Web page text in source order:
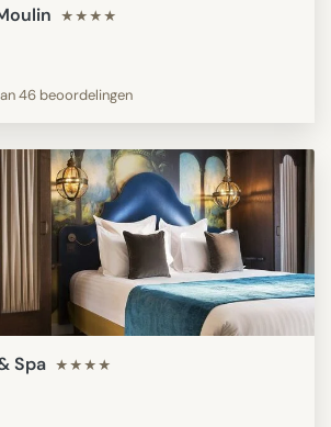
★★★★
46 beoordelingen
Spa ★★★★